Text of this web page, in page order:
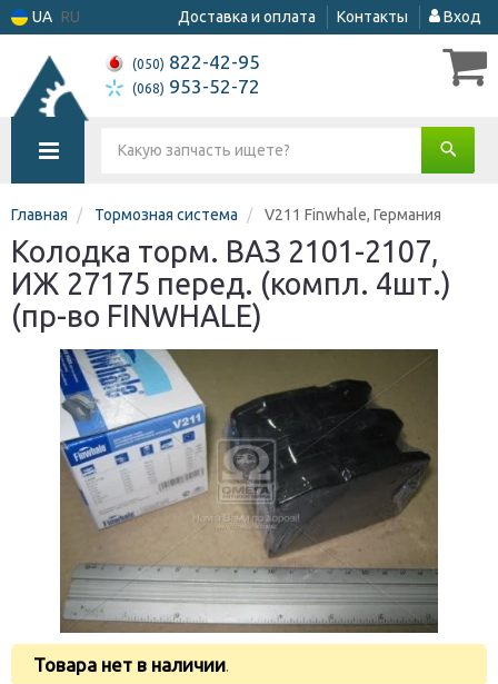
UA RU Доставка и оплата Контакты Вход
(050) 822-42-95
(068) 953-52-72
Главная Тормозная система V211 Finwhale, Германия
Колодка торм. ВАЗ 2101-2107,
ИЖ 27175 перед. (компл. 4шт.)
(пр-во FINWHALE)
Товара нет в наличии.